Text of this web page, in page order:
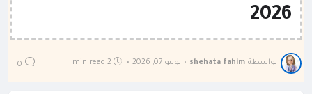
2026
بواسطة shehata fahim
• يوليو 07, 2026 •
2 min read
0